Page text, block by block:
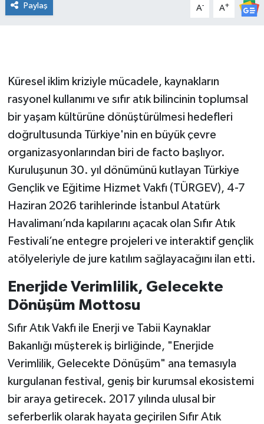
Paylaş A- A+
Küresel iklim kriziyle mücadele, kaynakların
rasyonel kullanımı ve sıfır atık bilincinin toplumsal
bir yaşam kültürüne dönüştürülmesi hedefleri
doğrultusunda Türkiye'nin en büyük çevre
organizasyonlarından biri de facto başlıyor.
Kuruluşunun 30. yıl dönümünü kutlayan Türkiye
Gençlik ve Eğitime Hizmet Vakfı (TÜRGEV), 4-7
Haziran 2026 tarihlerinde İstanbul Atatürk
Havalimanı’nda kapılarını açacak olan Sıfır Atık
Festivali’ne entegre projeleri ve interaktif gençlik
atölyeleriyle de jure katılım sağlayacağını ilan etti.
Enerjide Verimlilik, Gelecekte
Dönüşüm Mottosu
Sıfır Atık Vakfı ile Enerji ve Tabii Kaynaklar
Bakanlığı müşterek iş birliğinde, "Enerjide
Verimlilik, Gelecekte Dönüşüm" ana temasıyla
kurgulanan festival, geniş bir kurumsal ekosistemi
bir araya getirecek. 2017 yılında ulusal bir
seferberlik olarak hayata geçirilen Sıfır Atık